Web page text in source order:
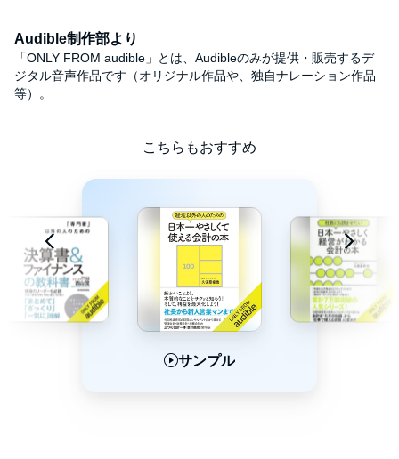
娘は将来、カフェでの起業を夢見ています。ただし、理屈や数字
は苦手。そこで、会社の数字を教えるのが得意な僕が、会計の基
本的なことから一つひとつかみ砕いて伝えるよう、心がけまし
その際に使ったのが「お金のブロックパズル」という図解ツール
のこと。数字の羅列にしか見えない決算書が、２つのシンプルな
数字が読めない人でも、会社のお金の流れがざっくり、シンプル
に読み解けるようになります。
お金の流れのどこに問題があるのかを見つけ出し、解決策を考え
るためにブロックパズルは活用できます。たとえば、一見無理に
思える「給料（人件費）を増やしながら利益も増やす」ことも可
Audible制作部より
「ONLY FROM audible」とは、Audibleのみが提供・販売するデ
ジタル音声作品です（オリジナル作品や、独自ナレーション作品
等）。
こちらもおすすめ
サンプル